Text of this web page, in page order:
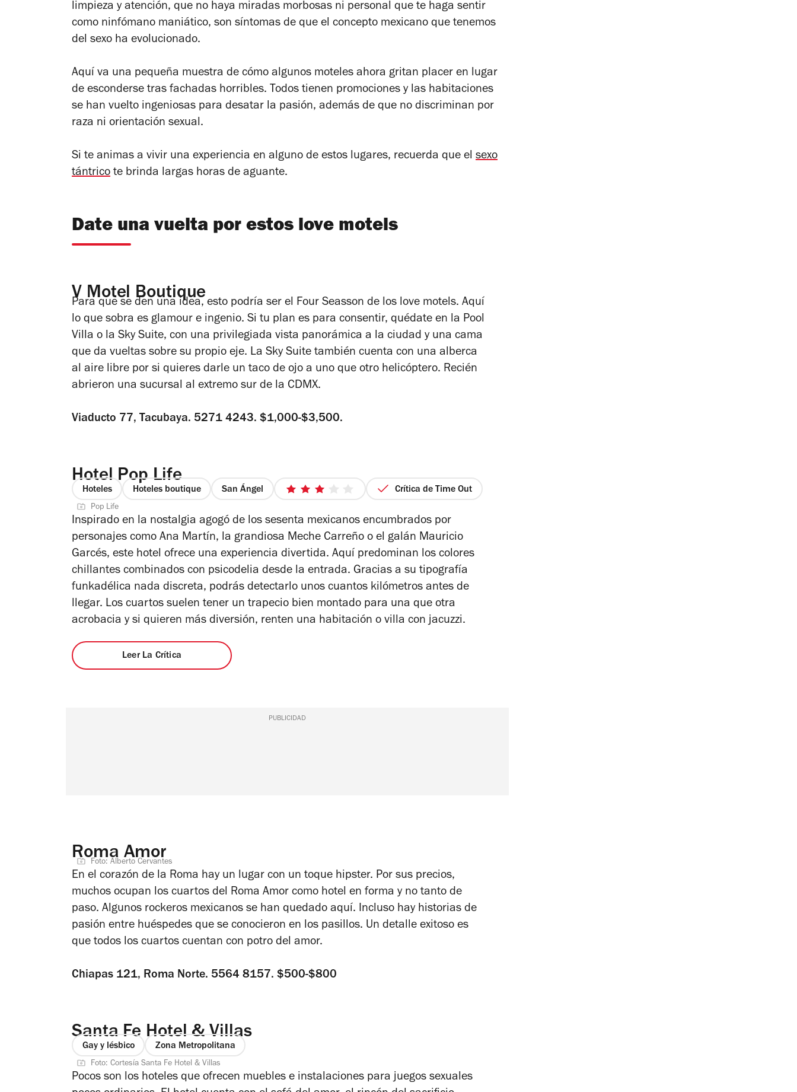
limpieza y atención, que no haya miradas morbosas ni personal que te haga sentir
como ninfómano maniático, son síntomas de que el concepto mexicano que tenemos
del sexo ha evolucionado.
Aquí va una pequeña muestra de cómo algunos moteles ahora gritan placer en lugar
de esconderse tras fachadas horribles. Todos tienen promociones y las habitaciones
se han vuelto ingeniosas para desatar la pasión, además de que no discriminan por
raza ni orientación sexual.
Si te animas a vivir una experiencia en alguno de estos lugares, recuerda que el sexo
tántrico te brinda largas horas de aguante.
Date una vuelta por estos love motels
V Motel Boutique
Para que se den una idea, esto podría ser el Four Seasson de los love motels. Aquí
lo que sobra es glamour e ingenio. Si tu plan es para consentir, quédate en la Pool
Villa o la Sky Suite, con una privilegiada vista panorámica a la ciudad y una cama
que da vueltas sobre su propio eje. La Sky Suite también cuenta con una alberca
al aire libre por si quieres darle un taco de ojo a uno que otro helicóptero. Recién
abrieron una sucursal al extremo sur de la CDMX.
Viaducto 77, Tacubaya. 5271 4243. $1,000-$3,500.
Hotel Pop Life
Hoteles Hoteles boutique San Ángel
3
5
estrellas
Crítica de Time Out
Pop Life
Inspirado en la nostalgia agogó de los sesenta mexicanos encumbrados por
personajes como Ana Martín, la grandiosa Meche Carreño o el galán Mauricio
Garcés, este hotel ofrece una experiencia divertida. Aquí predominan los colores
chillantes combinados con psicodelia desde la entrada. Gracias a su tipografía
funkadélica nada discreta, podrás detectarlo unos cuantos kilómetros antes de
llegar. Los cuartos suelen tener un trapecio bien montado para una que otra
acrobacia y si quieren más diversión, renten una habitación o villa con jacuzzi.
Leer La Crítica
PUBLICIDAD
Roma Amor
Foto: Alberto Cervantes
En el corazón de la Roma hay un lugar con un toque hipster. Por sus precios,
muchos ocupan los cuartos del Roma Amor como hotel en forma y no tanto de
paso. Algunos rockeros mexicanos se han quedado aquí. Incluso hay historias de
pasión entre huéspedes que se conocieron en los pasillos. Un detalle exitoso es
que todos los cuartos cuentan con potro del amor.
Chiapas 121, Roma Norte. 5564 8157. $500-$800
Santa Fe Hotel & Villas
Gay y lésbico Zona Metropolitana
Foto: Cortesía Santa Fe Hotel & Villas
Pocos son los hoteles que ofrecen muebles e instalaciones para juegos sexuales